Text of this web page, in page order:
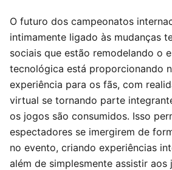
O futuro dos campeonatos
intimamente ligado às mudanças
sociais que estão remodelando o
tecnológica está proporcionando
experiência para os fãs, com
virtual se tornando parte
os jogos são consumidos. Isso
espectadores se imergirem de
no evento, criando experiências
além de simplesmente assistir aos